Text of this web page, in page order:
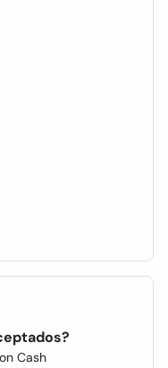
Cash